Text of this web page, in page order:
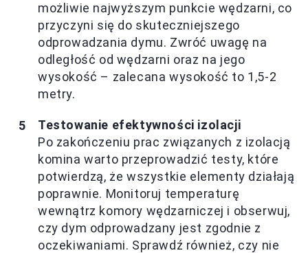
możliwie najwyższym punkcie wędzarni, co
przyczyni się do skuteczniejszego
odprowadzania dymu. Zwróć uwagę na
odległość od wędzarni oraz na jego
wysokość – zalecana wysokość to 1,5-2
metry.
Testowanie efektywności izolacji
Po zakończeniu prac związanych z izolacją
komina warto przeprowadzić testy, które
potwierdzą, że wszystkie elementy działają
poprawnie. Monitoruj temperaturę
wewnątrz komory wędzarniczej i obserwuj,
czy dym odprowadzany jest zgodnie z
oczekiwaniami. Sprawdź również, czy nie